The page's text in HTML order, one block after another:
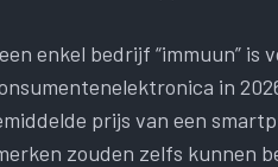
enkel bedrijf “immuun”
in
prijs van een
zouden zelfs kunnen